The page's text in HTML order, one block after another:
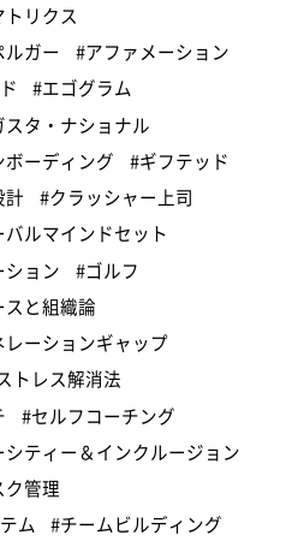
リクス
ガー
#アファメーション
#エゴグラム
スタ・ナショナル
ボーディング
#ギフテッド
計
#クラッシャー上司
バルマインドセット
ション
#ゴルフ
と組織論
レーションギャップ
トレス解消法
#セルフコーチング
シティー＆インクルージョン
ク管理
ム
#チームビルディング